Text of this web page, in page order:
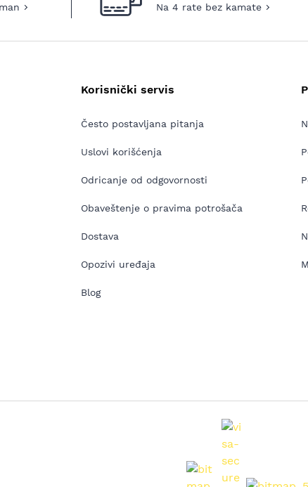
Na 4 rate bez kamate
Korisnički servis
Često postavljana pitanja
Uslovi korišćenja
Odricanje od odgovornosti
Obaveštenje o pravima potrošača
Dostava
Opozivi uređaja
Blog